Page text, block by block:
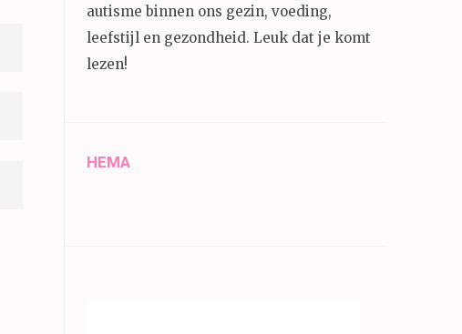
autisme binnen ons gezin, voeding,
leefstijl en gezondheid. Leuk dat je komt
lezen!
HEMA